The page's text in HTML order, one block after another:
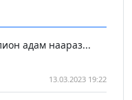
адам наараз...
13.03.2023 19:22